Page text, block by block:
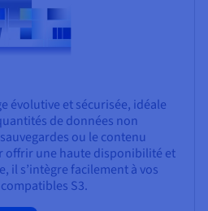
évolutive et sécurisée, idéale
de données non
ou le contenu
offrir une haute disponibilité et
il s’intègre facilement à vos
S3.